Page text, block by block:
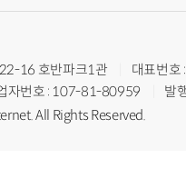
16 호반파크1관
대표번
자번호 : 107-81-80959
발
All Rights Reserved.